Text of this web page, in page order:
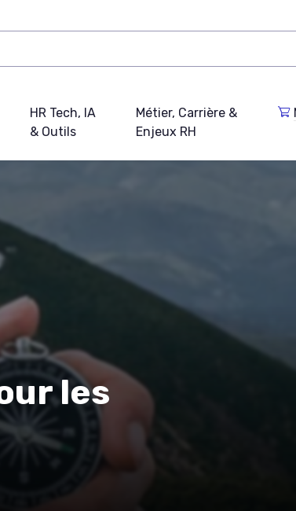
HR Tech, IA
& Outils
Métier, Carrière &
Enjeux RH
les